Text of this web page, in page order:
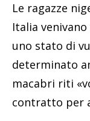
Le ragazze
Italia
uno stato di
determinato
macabri riti
contratto per